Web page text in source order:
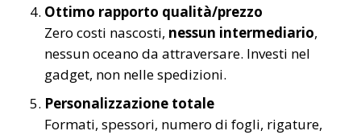
Ottimo rapporto qualità/prezzo
Zero costi nascosti, nessun intermediario,
nessun oceano da attraversare. Investi nel
gadget, non nelle spedizioni.
Personalizzazione totale
Formati, spessori, numero di fogli, rigature,